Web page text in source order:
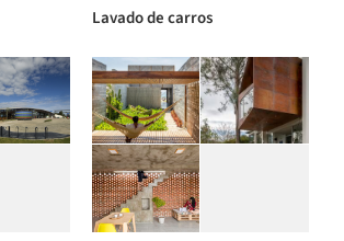
Lavado de carros